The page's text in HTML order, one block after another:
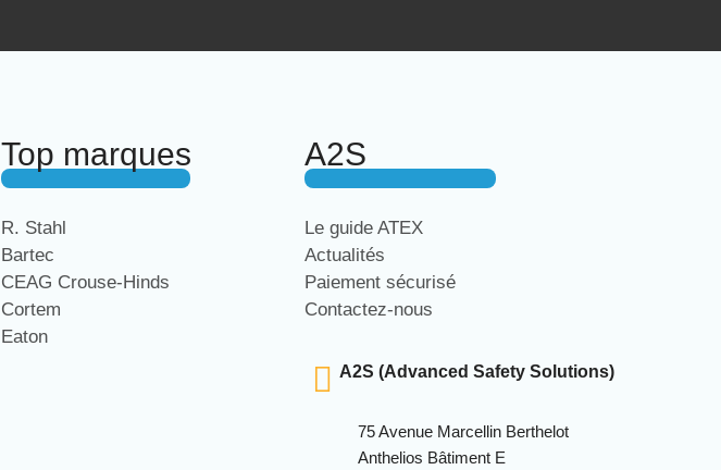
Top marques
R. Stahl
Bartec
CEAG Crouse-Hinds
Cortem
Eaton
A2S
Le guide ATEX
Actualités
Paiement sécurisé
Contactez-nous
A2S (Advanced Safety Solutions)
75 Avenue Marcellin Berthelot
Anthelios Bâtiment E